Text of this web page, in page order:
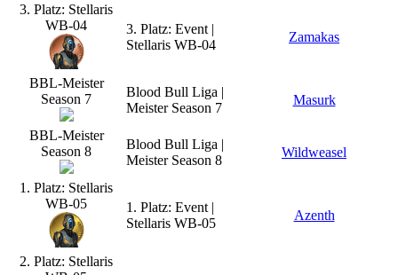
3. Platz: Stellaris
WB-04
3. Platz: Event |
Stellaris WB-04
Zamakas
BBL-Meister
Season 7
Blood Bull Liga |
Meister Season 7
Masurk
BBL-Meister
Season 8
Blood Bull Liga |
Meister Season 8
Wildweasel
1. Platz: Stellaris
WB-05
1. Platz: Event |
Stellaris WB-05
Azenth
2. Platz: Stellaris